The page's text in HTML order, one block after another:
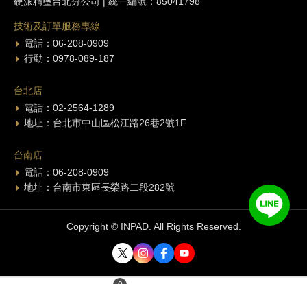
技術及訂單服務專線
電話：06-208-0909
行動：0978-089-187
台北店
電話：02-2564-1289
地址：台北市中山區松江路26巷2號1F
台南店
電話：06-208-0909
地址：台南市東區長榮路二段282號
Copyright © INPAD. All Rights Reserved.